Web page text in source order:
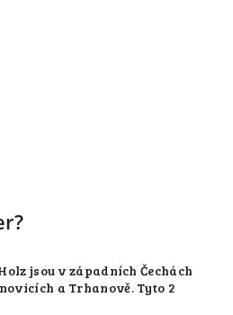
jsou v západních Čechách
a Trhanově. Tyto 2